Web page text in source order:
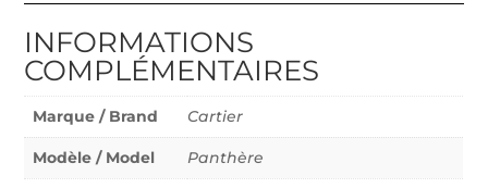
INFORMATIONS
COMPLÉMENTAIRES
Marque / Brand Cartier
Modèle / Model Panthère